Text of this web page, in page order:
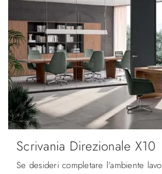
Scrivania Direzionale X10